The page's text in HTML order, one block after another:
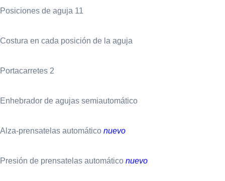
Posiciones de aguja 11
Costura en cada posición de la aguja
Portacarretes 2
Enhebrador de agujas semiautomático
Alza-prensatelas automático nuevo
Presión de prensatelas automático nuevo